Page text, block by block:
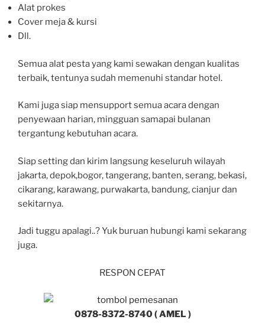
Alat prokes
Cover meja & kursi
Dll.
Semua alat pesta yang kami sewakan dengan kualitas
terbaik, tentunya sudah memenuhi standar hotel.
Kami juga siap mensupport semua acara dengan
penyewaan harian, mingguan samapai bulanan
tergantung kebutuhan acara.
Siap setting dan kirim langsung keseluruh wilayah
jakarta, depok,bogor, tangerang, banten, serang, bekasi,
cikarang, karawang, purwakarta, bandung, cianjur dan
sekitarnya.
Jadi tuggu apalagi..? Yuk buruan hubungi kami sekarang
juga.
RESPON CEPAT
0878-8372-8740 ( AMEL )